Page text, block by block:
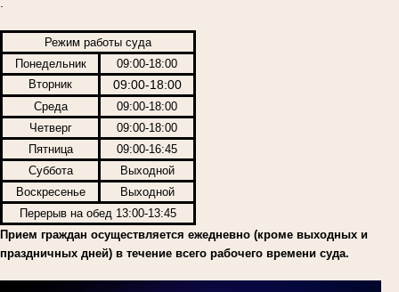
Режим работы суда
Понедельник
09:00-18:00
Вторник
09:00-18:00
Среда
09:00-18:00
Четверг
09:00-18:00
Пятница
09:00-16:45
Суббота
Выходной
Воскресенье
Выходной
Перерыв на обед 13:00-13:45
Прием граждан осуществляется ежедневно (кроме выходных и
праздничных дней) в течение всего рабочего времени суда.